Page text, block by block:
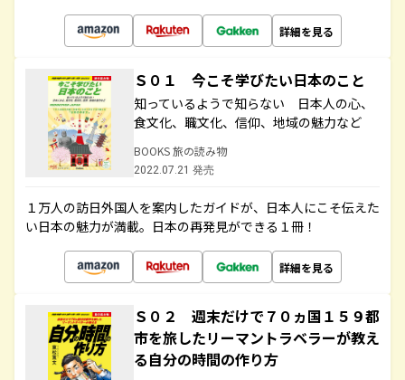
詳細を見る
Ｓ０１ 今こそ学びたい日本のこと
知っているようで知らない 日本人の心、
食文化、職文化、信仰、地域の魅力など
BOOKS 旅の読み物
2022.07.21 発売
１万人の訪日外国人を案内したガイドが、日本人にこそ伝えた
い日本の魅力が満載。日本の再発見ができる１冊！
詳細を見る
Ｓ０２ 週末だけで７０ヵ国１５９都
市を旅したリーマントラベラーが教え
る自分の時間の作り方